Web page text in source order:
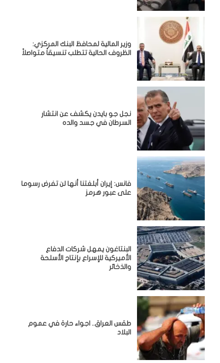
وزير المالية لمحافظ البنك المركزي:
الظروف الحالية تتطلب تنسيقاً متواصلاً
نجل جو بايدن يكشف عن انتشار
السرطان في جسد والده
فانس: إيران أبلغتنا أنها لن تفرض رسوما
على عبور هرمز
البنتاغون يمهل شركات الدفاع
الأميركية للإسراع بإنتاج الأسلحة
والذخائر
طقس العراق.. اجواء حارة في عموم
البلاد